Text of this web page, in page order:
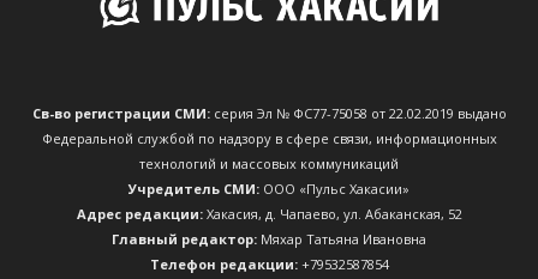
Св-во регистрации СМИ:серия Эл № ФС77-75058 от 22.02.2019 выдано
Федеральной службой по надзору в сфере связи, информационных
технологий и массовых коммуникаций
Учредитель СМИ: ООО «Пульс Хакасии»
Адрес редакции:Хакасия, д. Чапаево, ул. Абаканская, 52
Главный редактор: Мяхар Татьяна Ивановна
Телефон редакции:+79532587854